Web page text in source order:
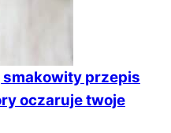
przepis
oczaruje twoje